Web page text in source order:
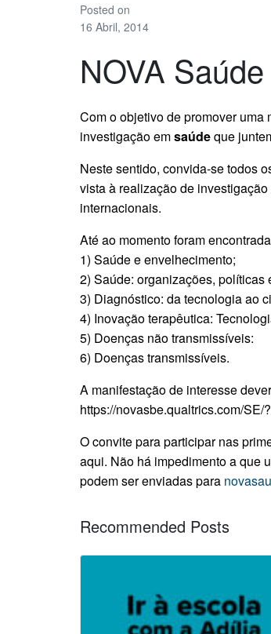
Posted on
16 Abril, 2014
NOVA Saúde
Com o objetivo de promover
investigação emsaúdeque
Neste sentido, convida-se todos
vista à realização de
internacionais.
Até ao momento foram
1) Saúde e envelhecimento;
2) Saúde: organizações, políticas
3) Diagnóstico: da tecnologia ao
4) Inovação terapêutica:
5) Doenças não transmissíveis:
6) Doenças transmissíveis.
A manifestação de interesse
https://novasbe.qualtrics.com/
O convite para participar nas
aqui. Não há impedimento a que
podem ser enviadas para
Recommended Posts